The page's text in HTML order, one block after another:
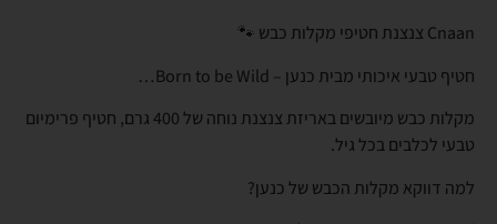
Cnaan צנצנת חטיפי מקלות כבש 🐾
חטיף טבעי איכותי מבית כנען – Born to be Wild…
מקלות כבש מיובשים באריזת צנצנת נוחה של 400 גרם, חטיף פרימיום
טבעי לכלבים בכל גיל.
למה דווקא מקלות הכבש של כנען?